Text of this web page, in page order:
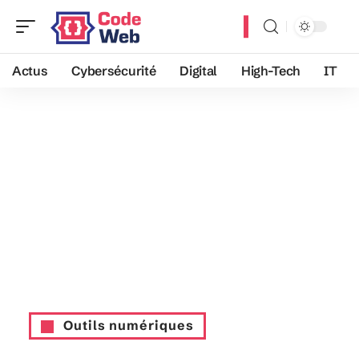
Actus Cybersécurité Digital High-Tech IT
Outils numériques